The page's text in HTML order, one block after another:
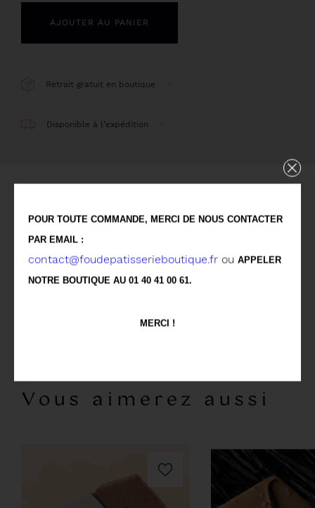
POUR TOUTE COMMANDE, MERCI DE NOUS CONTACTER
PAR EMAIL :
contact@foudepatisserieboutique.fr ou APPELER
NOTRE BOUTIQUE AU 01 40 41 00 61.
MERCI !
AJOUTER AU PANIER
Retrait gratuit en boutique
Disponible à l’expédition
Détails
croustillant, crème au praliné noisette, noisettes
caramélisées.
Vous aimerez aussi